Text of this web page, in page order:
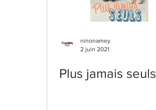
ninonamey
2 juin 2021
Plus jamais seuls